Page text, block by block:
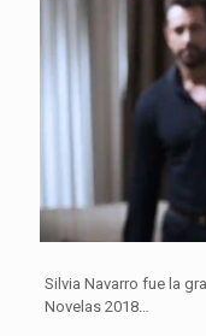
Silvia Navarro fue la
Novelas 2018…